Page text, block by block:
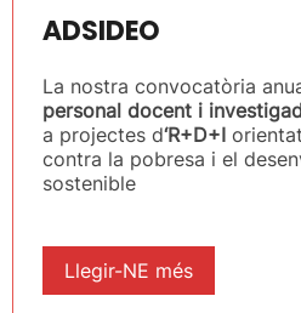
ADSIDEO
La nostra convocatòria
personal docent i
a projectes d‘R+D+I
contra la pobresa i el
sostenible
Llegir-NE més